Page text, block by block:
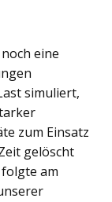
eine
simuliert,
zum Einsatz
gelöscht
am